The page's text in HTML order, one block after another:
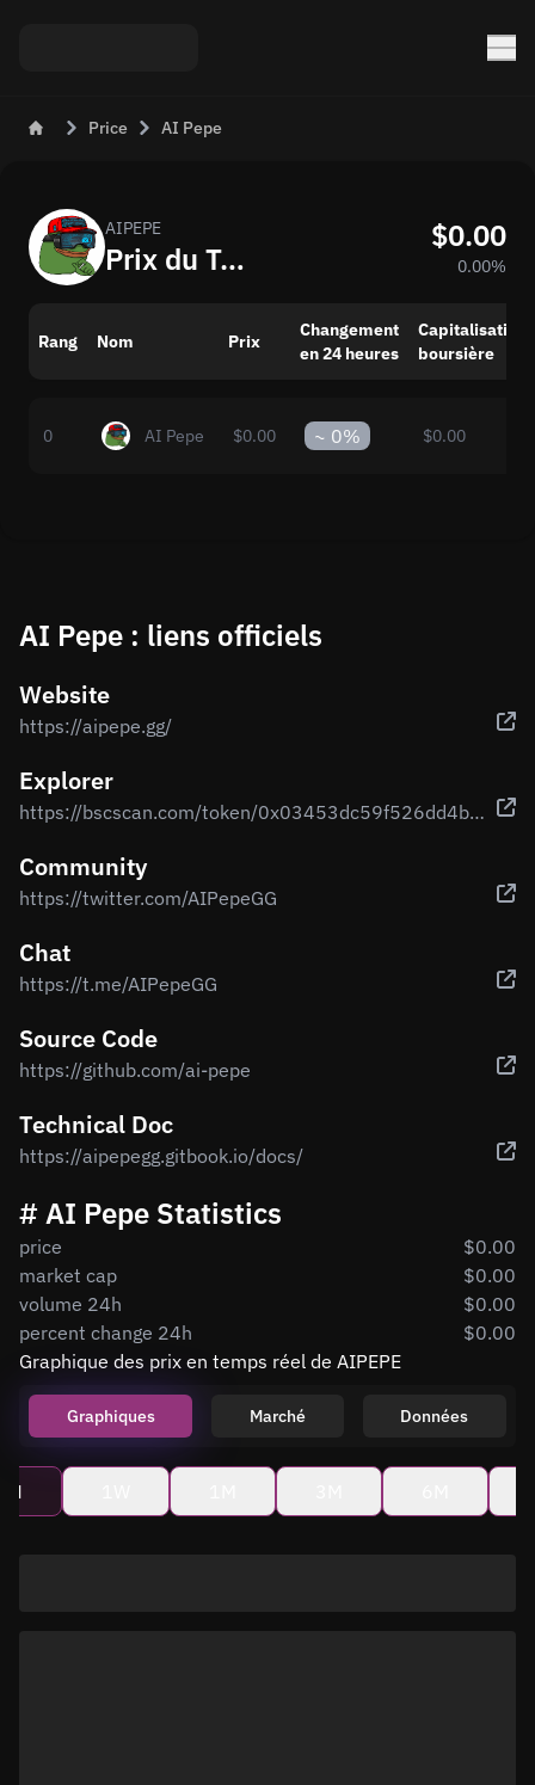
Price AI Pepe
AIPEPE
Prix du Token AI Pepe (AIPEPE) Aujourd’hui
$0.00
0.00%
Rang Nom Prix
Changement
en 24 heures
Capitalisation
boursière
0 AI Pepe $0.00 ~ 0% $0.00
AI Pepe : liens officiels
Website
https://aipepe.gg/
Explorer
https://bscscan.com/token/0x03453dc59f526dd4bffa65940e73e10e0c295c20
Community
https://twitter.com/AIPepeGG
Chat
https://t.me/AIPepeGG
Source Code
https://github.com/ai-pepe
Technical Doc
https://aipepegg.gitbook.io/docs/
# AI Pepe Statistics
price
$0.00
market cap
$0.00
volume 24h
$0.00
percent change 24h
$0.00
Graphique des prix en temps réel de AIPEPE
Graphiques Marché Données